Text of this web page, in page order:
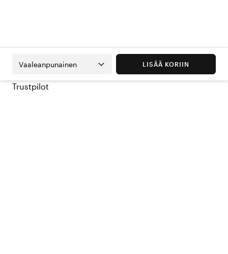
Vaaleanpunainen LISÄÄ KORIIN
Trustpilot